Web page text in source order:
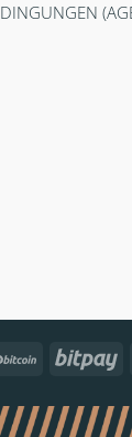
BitCoin